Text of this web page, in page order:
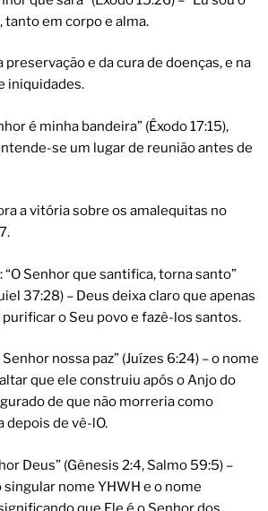
tanto em corpo e alma.
preservação e da cura de doenças, e na
iniquidades.
é minha bandeira” (Êxodo 17:15),
se um lugar de reunião antes de
a vitória sobre os amalequitas no
“O Senhor que santifica, torna santo”
37:28) – Deus deixa claro que apenas
purificar o Seu povo e fazê-los santos.
Senhor nossa paz” (Juízes 6:24) – o nome
que ele construiu após o Anjo do
de que não morreria como
depois de vê-lO.
Deus” (Gênesis 2:4, Salmo 59:5) –
nome YHWH e o nome